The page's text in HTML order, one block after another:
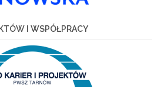
I WSPÓŁPRACY